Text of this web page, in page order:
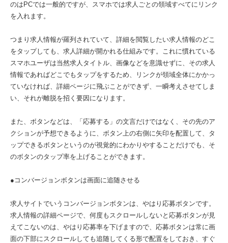
のはPCでは一般的ですが、スマホでは求人ごとの領域すべてにリンク
を入れます。
つまり求人情報が羅列されていて、詳細を閲覧したい求人情報のどこ
をタップしても、求人詳細が開かれる仕組みです。これに慣れている
スマホユーザは当然求人タイトル、画像などを意識せずに、その求人
情報であればどこでもタップをするため、リンクが領域全体にかかっ
ていなければ、詳細ページに飛ぶことができず、一瞬考えさせてしま
い、それが離脱を招く要因になります。
また、ボタンなどは、「応募する」の文言だけではなく、その先のア
クションが予想できるように、ボタン上の右側に矢印を配置して、タ
ップできるボタンというのが視覚的にわかりやすることだけでも、そ
のボタンのタップ率を上げることができます。
●コンバージョンボタンは画面に追随させる
求人サイトでいうコンバージョンボタンは、やはり応募ボタンです。
求人情報の詳細ページで、何度もスクロールしないと応募ボタンが見
えてこないのは、やはり応募率を下げますので、応募ボタンは常に画
面の下部にスクロールしても追随してくる形で配置をしておき、すぐ